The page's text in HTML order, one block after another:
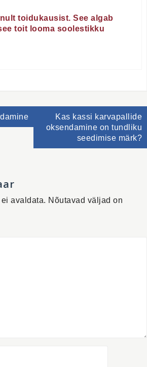
toidukausist. See algab
toit looma soolestikku
Kas kassi karvapallide
oksendamine on tundliku
seedimise märk?
avaldata. Nõutavad väljad on